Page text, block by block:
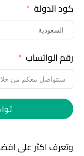
كود الدولة
رقم الواتساب
وتعرف اكثر على